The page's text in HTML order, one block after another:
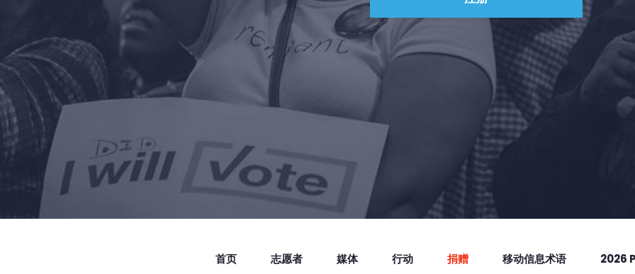
首页 志愿者 媒体 行动 捐赠 移动信息术语 2026